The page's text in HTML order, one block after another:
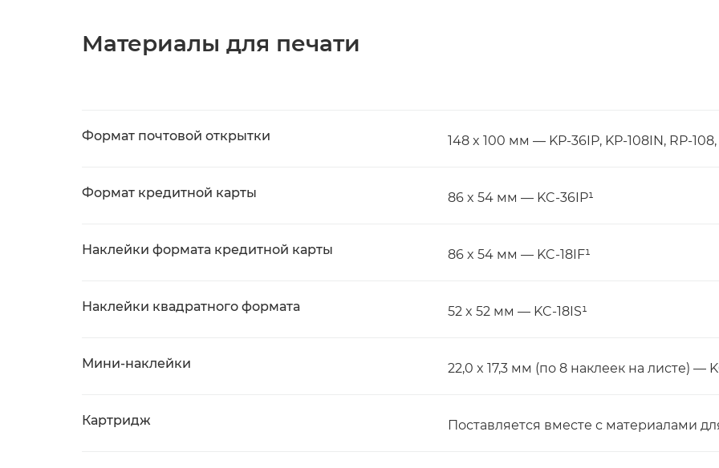
Материалы для печати
Формат почтовой открытки 148 x 100 мм — KP-36IP, KP-108IN, RP-
Формат кредитной карты 86 x 54 мм — KC-36IP¹
Наклейки формата кредитной карты 86 x 54 мм — KC-18IF¹
Наклейки квадратного формата 52 x 52 мм — KC-18IS¹
Мини-наклейки 22,0 x 17,3 мм (по 8 наклеек на листе) —
Картридж Поставляется вместе с материалами